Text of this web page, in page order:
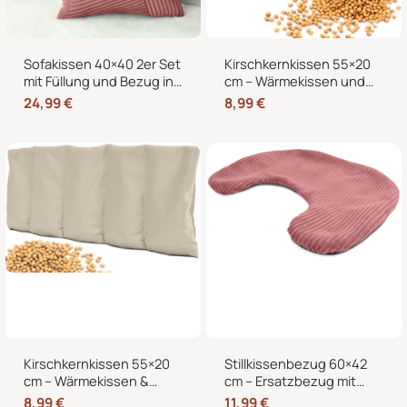
Sofakissen 40×40 2er Set
mit Füllung und Bezug in
edler Cord-Optik –
Dekokissen für Sofa,
24,99€
Kirschkernkissen 55×20
cm – Wärmekissen und
Kältekissen mit 100%
Kirschkernen, für
Nacken Rücken Bauch
8,99€
Kirschkernkissen 55×20
cm – Wärmekissen &
Kältekissen für
8,99€
Stillkissenbezug 60×42
cm – Ersatzbezug mit
Reißverschluss für
11,99€